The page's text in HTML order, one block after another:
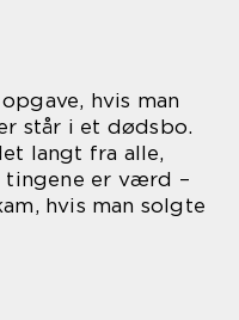
hvis man
står i et dødsbo.
langt fra alle,
tingene er værd –
hvis man solgte